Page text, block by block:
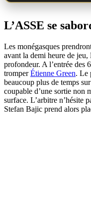
L’ASSE se
Les monégasques
avant la demi heure de
profondeur. A l’entrée des
tromperÉtienne Green. Le
beaucoup plus de temps
coupable d’une sortie non
surface. L’arbitre n’hésite
Stefan Bajic prend alors